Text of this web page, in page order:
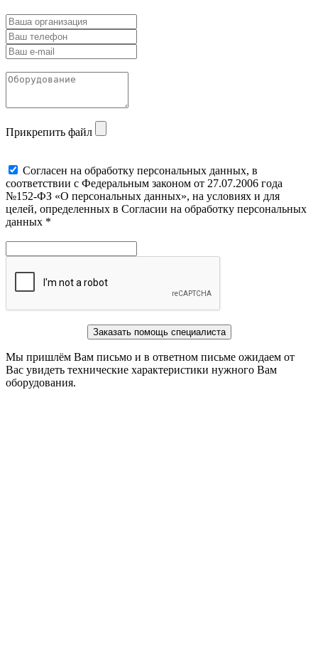
Прикрепить файл
Cогласен на обработку персональных данных, в
соответствии с Федеральным законом от 27.07.2006 года
№152-ФЗ «О персональных данных», на условиях и для
целей, определенных в Согласии на обработку персональных
данных *
Заказать помощь специалиста
Мы пришлём Вам письмо и в ответном письме ожидаем от
Вас увидеть технические характеристики нужного Вам
оборудования.